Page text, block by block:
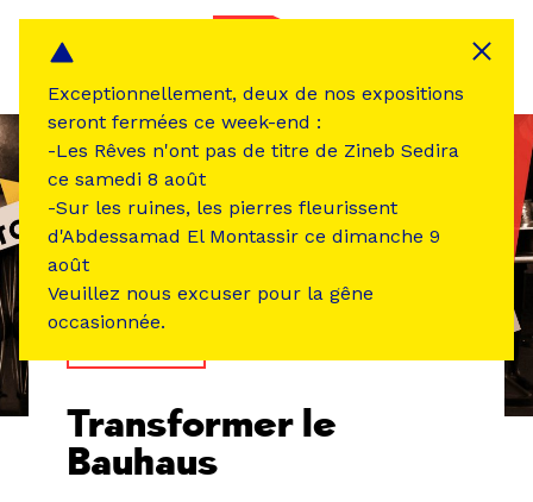
Transformer le
Bauhaus
Exceptionnellement, deux de nos expositions
seront fermées ce week-end :
-Les Rêves n'ont pas de titre de Zineb Sedira
ce samedi 8 août
-Sur les ruines, les pierres fleurissent
d'Abdessamad El Montassir ce dimanche 9
août
Veuillez nous excuser pour la gêne
occasionnée.
Panneau de gestion des cookies